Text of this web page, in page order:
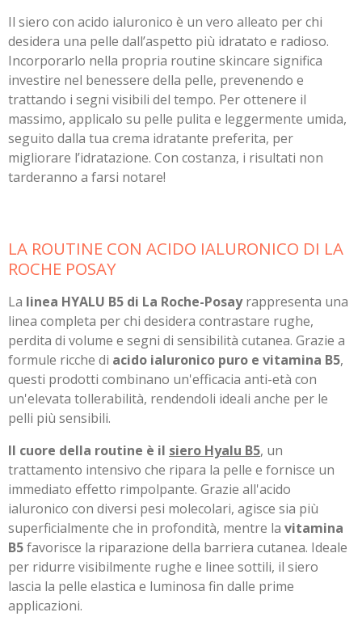
Il siero con acido ialuronico è un vero alleato per chi
desidera una pelle dall’aspetto più idratato e radioso.
Incorporarlo nella propria routine skincare significa
investire nel benessere della pelle, prevenendo e
trattando i segni visibili del tempo. Per ottenere il
massimo, applicalo su pelle pulita e leggermente umida,
seguito dalla tua crema idratante preferita, per
migliorare l’idratazione. Con costanza, i risultati non
tarderanno a farsi notare!
LA ROUTINE CON ACIDO IALURONICO DI LA
ROCHE POSAY
La linea HYALU B5 di La Roche-Posay rappresenta una
linea completa per chi desidera contrastare rughe,
perdita di volume e segni di sensibilità cutanea. Grazie a
formule ricche di acido ialuronico puro e vitamina B5,
questi prodotti combinano un'efficacia anti-età con
un'elevata tollerabilità, rendendoli ideali anche per le
pelli più sensibili.
Il cuore della routine è il siero Hyalu B5, un
trattamento intensivo che ripara la pelle e fornisce un
immediato effetto rimpolpante. Grazie all'acido
ialuronico con diversi pesi molecolari, agisce sia più
superficialmente che in profondità, mentre la vitamina
B5favorisce la riparazione della barriera cutanea. Ideale
per ridurre visibilmente rughe e linee sottili, il siero
lascia la pelle elastica e luminosa fin dalle prime
applicazioni.